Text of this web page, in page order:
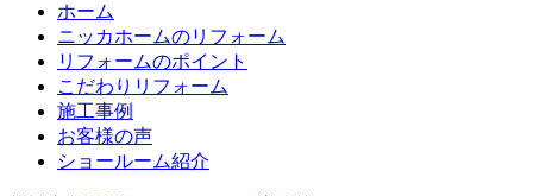
ホーム
ニッカホームのリフォーム
リフォームのポイント
こだわりリフォーム
施工事例
お客様の声
ショールーム紹介